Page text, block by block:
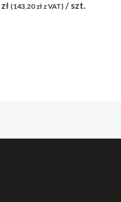
zł (143,20 złz VAT)/ szt.